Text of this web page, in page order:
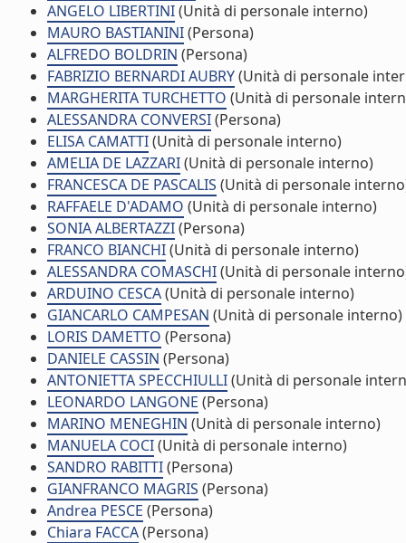
ANGELO LIBERTINI(Unità di personale interno)
MAURO BASTIANINI(Persona)
ALFREDO BOLDRIN (Persona)
FABRIZIO BERNARDI AUBRY(Unità di personale
MARGHERITA TURCHETTO (Unità di personale
ALESSANDRA CONVERSI(Persona)
ELISA CAMATTI(Unità di personale interno)
AMELIA DE LAZZARI(Unità di personale interno)
FRANCESCA DE PASCALIS (Unità di personale
RAFFAELE D'ADAMO (Unità di personale interno)
SONIA ALBERTAZZI(Persona)
FRANCO BIANCHI(Unità di personale interno)
ALESSANDRA COMASCHI(Unità di personale
ARDUINO CESCA(Unità di personale interno)
GIANCARLO CAMPESAN (Unità di personale interno)
LORIS DAMETTO (Persona)
DANIELE CASSIN (Persona)
ANTONIETTA SPECCHIULLI(Unità di personale
LEONARDO LANGONE (Persona)
MARINO MENEGHIN (Unità di personale interno)
MANUELA COCI(Unità di personale interno)
SANDRO RABITTI(Persona)
GIANFRANCO MAGRIS (Persona)
Andrea PESCE (Persona)
Chiara FACCA(Persona)